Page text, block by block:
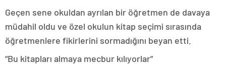
Geçen sene okuldan ayrılan bir öğretmen de davaya
müdahil oldu ve özel okulun kitap seçimi sırasında
öğretmenlere fikirlerini sormadığını beyan etti.
“Bu kitapları almaya mecbur kılıyorlar”